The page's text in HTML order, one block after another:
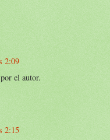
2:09
el autor.
2:15